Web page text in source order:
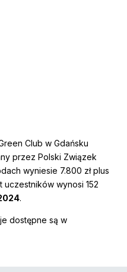
Club w Gdańsku
przez Polski Związek
wyniesie 7.800 zł plus
wynosi 152
.
dostępne są w